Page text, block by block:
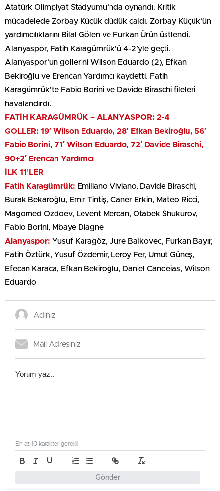
Atatürk Olimpiyat Stadyumu’nda oynandı. Kritik
mücadelede Zorbay Küçük düdük çaldı. Zorbay Küçük’ün
yardımcılıklarını Bilal Gölen ve Furkan Ürün üstlendi.
Alanyaspor, Fatih Karagümrük’ü 4-2’yle geçti.
Alanyaspor’un gollerini Wilson Eduardo (2), Efkan
Bekiroğlu ve Erencan Yardımcı kaydetti. Fatih
Karagümrük’te Fabio Borini ve Davide Biraschi fileleri
havalandırdı.
FATİH KARAGÜMRÜK – ALANYASPOR: 2-4
GOLLER: 19′ Wilson Eduardo, 28′ Efkan Bekiroğlu, 56′
Fabio Borini, 71′ Wilson Eduardo, 72′ Davide Biraschi,
90+2′ Erencan Yardımcı
İLK 11’LER
Fatih Karagümrük: Emiliano Viviano, Davide Biraschi,
Burak Bekaroğlu, Emir Tintiş, Caner Erkin, Mateo Ricci,
Magomed Ozdoev, Levent Mercan, Otabek Shukurov,
Fabio Borini, Mbaye Diagne
Alanyaspor: Yusuf Karagöz, Jure Balkovec, Furkan Bayır,
Fatih Öztürk, Yusuf Özdemir, Leroy Fer, Umut Güneş,
Efecan Karaca, Efkan Bekiroğlu, Daniel Candeias, Wilson
Eduardo
Gönder
En az 10 karakter gerekli